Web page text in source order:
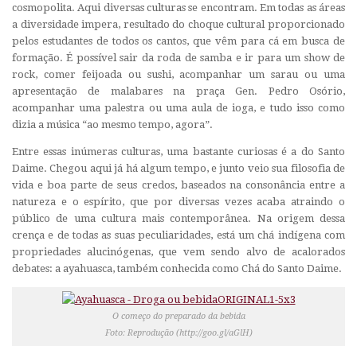
cosmopolita. Aqui diversas culturas se encontram. Em todas as áreas
a diversidade impera, resultado do choque cultural proporcionado
pelos estudantes de todos os cantos, que vêm para cá em busca de
formação. É possível sair da roda de samba e ir para um show de
rock, comer feijoada ou sushi, acompanhar um sarau ou uma
apresentação de malabares na praça Gen. Pedro Osório,
acompanhar uma palestra ou uma aula de ioga, e tudo isso como
dizia a música “ao mesmo tempo, agora”.
Entre essas inúmeras culturas, uma bastante curiosas é a do Santo
Daime. Chegou aqui já há algum tempo, e junto veio sua filosofia de
vida e boa parte de seus credos, baseados na consonância entre a
natureza e o espírito, que por diversas vezes acaba atraindo o
público de uma cultura mais contemporânea. Na origem dessa
crença e de todas as suas peculiaridades, está um chá indígena com
propriedades alucinógenas, que vem sendo alvo de acalorados
debates: a ayahuasca, também conhecida como Chá do Santo Daime.
O começo do preparado da bebida
Foto: Reprodução (http://goo.gl/aGlH)